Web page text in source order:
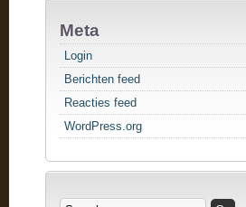
Meta
Login
Berichten feed
Reacties feed
WordPress.org